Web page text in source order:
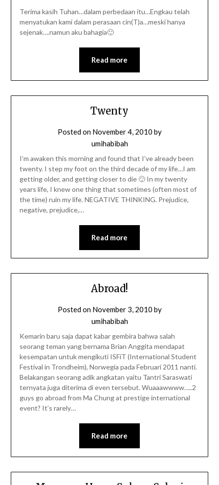
Terima kasih Tuhan…dalam perbedaan itu…Engkau telah
menyatukan kami dalam perasaan cin(T)a…meski hanya
sejenak….namun aku bahagia🙂
Read more
Twenty
Posted on November 4, 2010 by
umihabibah
I’m awaken this morning and found that I’ve already been
twenty. I step my foot on the third decade of my life…I am
getting older, and getting closer to die 🙂 In my twenty
years life, I knew one thing that sometimes (often most of
the time) ruin my life. NEGATIVE THINKING. Prejudice,
negative, prejudice,…
Read more
Abroad!
Posted on November 3, 2010 by
umihabibah
Kemarin baru saja dapat kabar gembira bahwa salah
seorang teman yang bernama Brian Anggita mendapat
kesempatan untuk mengikuti ISFiT (International Student
Festival in Trondheim), Norwegia pada Februari 2011 nanti.
Belakangan seorang adik angkatan yaitu Tantri Saraswati
ternyata juga diterima di even tersebut. Wuaaawwww…..2
guys go abroad from Ma Chung at prestige international
event? It’s rarely…
Read more